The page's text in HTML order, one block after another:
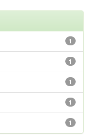
1
1
1
1
1